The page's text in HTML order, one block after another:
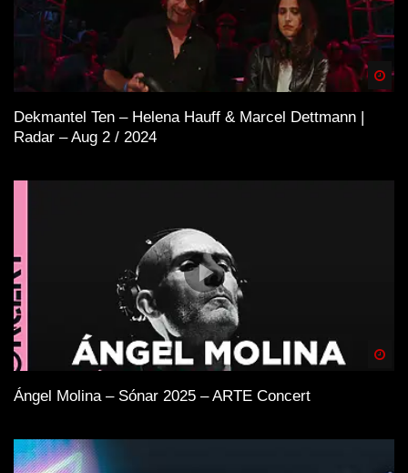
Dekmantel Ten – Helena Hauff & Marcel Dettmann |
Radar – Aug 2 / 2024
Ángel Molina – Sónar 2025 – ARTE Concert